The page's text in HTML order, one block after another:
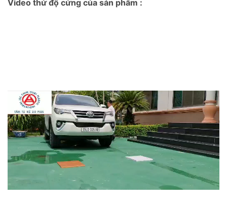
Video thử độ cứng của sản phẩm :